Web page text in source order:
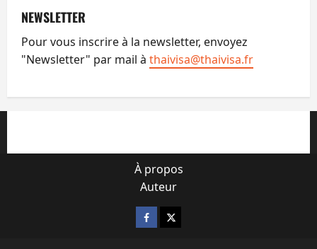
NEWSLETTER
Pour vous inscrire à la newsletter, envoyez
"Newsletter" par mail à thaivisa@thaivisa.fr
À propos
Auteur
Facebook
X